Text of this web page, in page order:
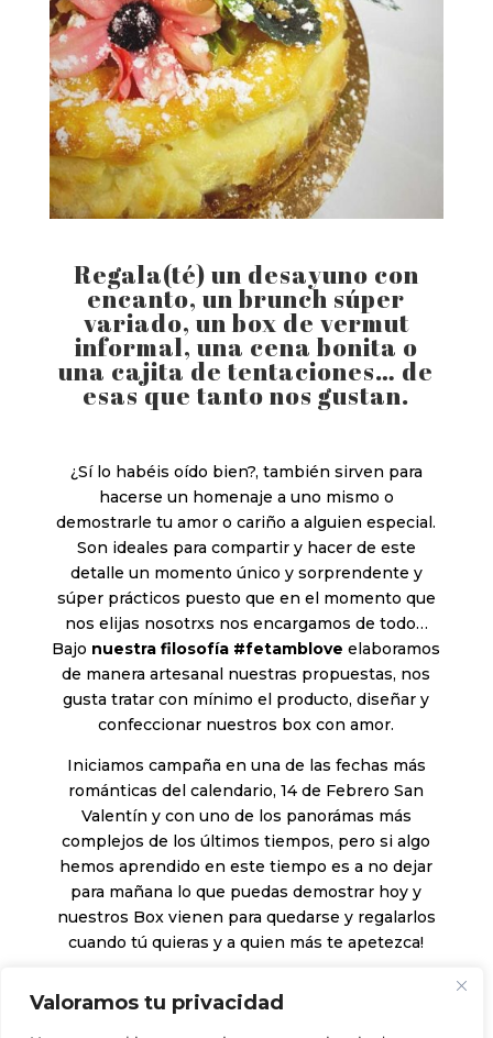
Valoramos tu privacidad
Regala(té) un desayuno con
encanto, un brunch súper
variado, un box de vermut
informal, una cena bonita o
una cajita de tentaciones… de
esas que tanto nos gustan.
¿Sí lo habéis oído bien?, también sirven para
hacerse un homenaje a uno mismo o
demostrarle tu amor o cariño a alguien especial.
Son ideales para compartir y hacer de este
detalle un momento único y sorprendente y
súper prácticos puesto que en el momento que
nos elijas nosotrxs nos encargamos de todo…
Bajo nuestra filosofía #fetamblove elaboramos
de manera artesanal nuestras propuestas, nos
gusta tratar con mínimo el producto, diseñar y
confeccionar nuestros box con amor.
Iniciamos campaña en una de las fechas más
románticas del calendario, 14 de Febrero San
Valentín y con uno de los panorámas más
complejos de los últimos tiempos, pero si algo
hemos aprendido en este tiempo es a no dejar
para mañana lo que puedas demostrar hoy y
nuestros Box vienen para quedarse y regalarlos
cuando tú quieras y a quien más te apetezca!
cogiéndonos de la mano y ayudándonos a ser
mejores!